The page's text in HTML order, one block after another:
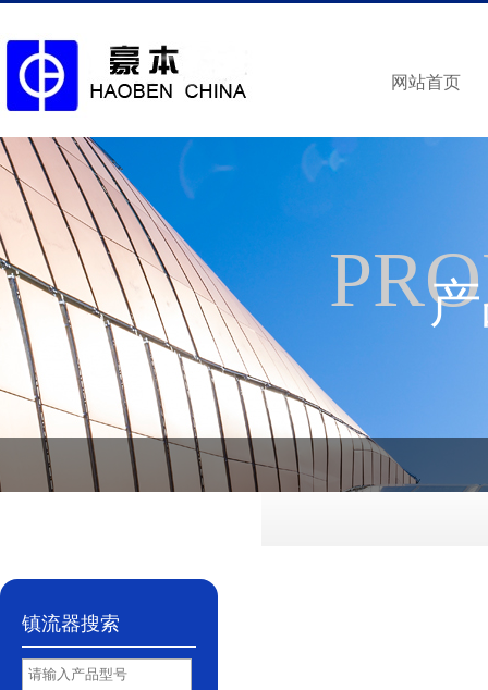
网站首页
镇流器搜索